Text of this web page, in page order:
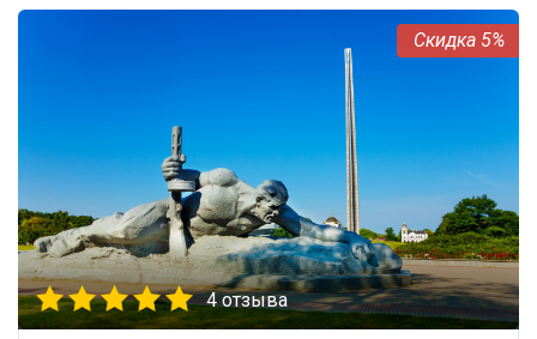
5%
4 отзыва